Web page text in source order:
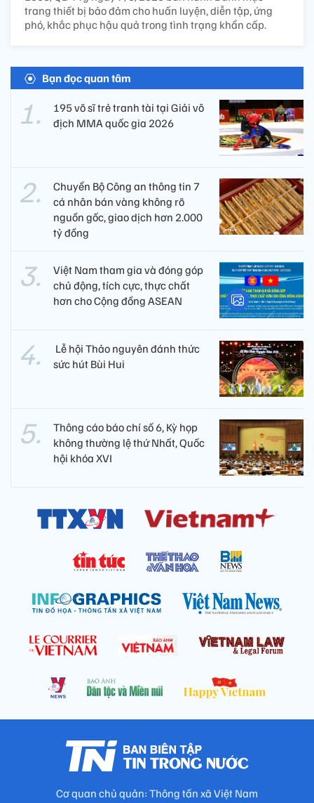
trang thiết bị bảo đảm cho huấn luyện, diễn tập, ứng
phó, khắc phục hậu quả trong tình trạng khẩn cấp.
Bạn đọc quan tâm
195 võ sĩ trẻ tranh tài tại Giải vô
địch MMA quốc gia 2026
Chuyển Bộ Công an thông tin 7
cá nhân bán vàng không rõ
nguồn gốc, giao dịch hơn 2.000
tỷ đồng
Việt Nam tham gia và đóng góp
chủ động, tích cực, thực chất
hơn cho Cộng đồng ASEAN
​ Lễ hội Thảo nguyên đánh thức
sức hút Bùi Hui
Thông cáo báo chí số 6, Kỳ họp
không thường lệ thứ Nhất, Quốc
hội khóa XVI
Cơ quan chủ quản: Thông tấn xã Việt Nam